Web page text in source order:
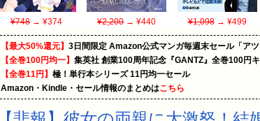
¥748 → ¥374 ¥2,200→ ¥440 ¥1,098→ ¥499
【最大50%還元】 3日間限定 Amazon公式マンガ毎週末セール「アツ
【全巻100円均一】 集英社 創業100周年記念『GANTZ』全巻100円キ
【全巻11円】 極！単行本シリーズ 11円均一セール
Amazon・Kindle・セール情報のまとめはこちら